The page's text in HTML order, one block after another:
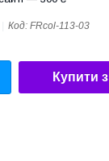
Код: FRcol-113-03
Купити з